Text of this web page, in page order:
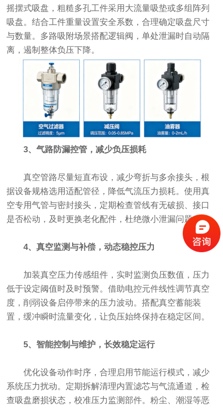
摇摆式吸盘，粗糙多孔工件采用大流量吸垫或多组阵列
吸盘。结合工件重量设置安全系数，合理确定吸盘尺寸
与数量。多路吸附场景搭配逻辑阀，单处泄漏时自动隔
离，遏制整体负压下降。
3、气路防漏控管，减少负压损耗
真空管路尽量短直布设，减少弯折与多余接头，根
据设备规格选用适配管径，降低气流压力损耗。使用真
空专用气管与密封接头，定期检查管线有无破损、接口
是否松动，及时更换老化配件，杜绝微小泄漏问题。
4、真空监测与补偿，动态稳控压力
加装真空压力传感组件，实时监测负压数值，压力
低于设定阈值时及时预警。借助电控元件线性调节真空
度，削弱设备启停带来的压力波动。搭配真空蓄能装
置，缓冲瞬时流量变化，让负压始终保持在稳定区间。
5、智能控制与维护，长效稳定运行
优化设备动作时序，合理启用节能运行模式，减少
系统压力扰动。定期拆解清理内置滤芯与气流通道，检
查吸盘磨损状态，校准压力监测部件。粉尘、潮湿等恶